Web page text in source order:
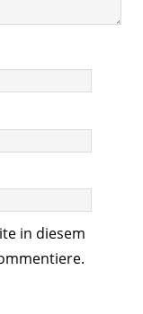
in diesem